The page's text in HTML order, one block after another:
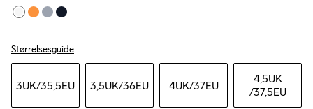
Størrelsesguide
3UK/35,5EU 3,5UK/36EU 4UK/37EU
4,5UK
/37,5EU